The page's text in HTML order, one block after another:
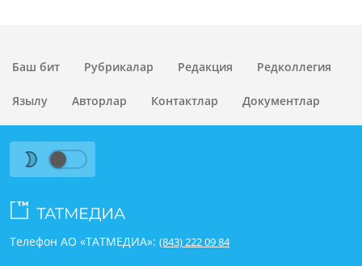
Баш бит Рубрикалар Редакция Редколлегия
Язылу Авторлар Контактлар Документлар
Телефон АО «ТАТМЕДИА»: (843) 222 09 84